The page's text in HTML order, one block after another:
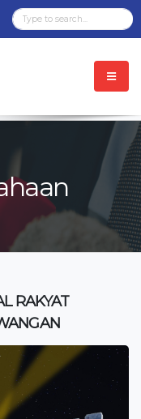
RAKYAT